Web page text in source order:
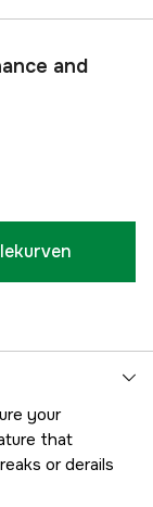
and
your
that
or derails